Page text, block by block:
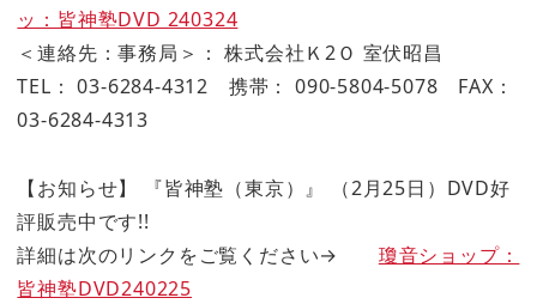
ッ：皆神塾DVD 240324
＜連絡先：事務局＞： 株式会社Ｋ2Ｏ 室伏昭昌
TEL： 03-6284-4312 携帯： 090-5804-5078 FAX：
03-6284-4313
【お知らせ】 『皆神塾（東京）』 （2月25日）DVD好
評販売中です!!
詳細は次のリンクをご覧ください→ 瓊音ショップ：
皆神塾DVD240225